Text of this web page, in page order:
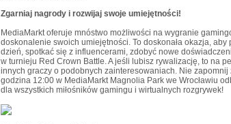
Zgarniaj nagrody i rozwijaj swoje umiejętności!
MediaMarkt oferuje mnóstwo możliwości na wygranie
doskonalenie swoich umiejętności. To doskonała okazja,
dzień, spotkać się z influencerami, zdobyć nowe
w turnieju Red Crown Battle. A jeśli lubisz rywalizację, to na
innych graczy o podobnych zainteresowaniach. Nie
godzina 12:00 w MediaMarkt Magnolia Park we Wrocławiu
dla wszystkich miłośników gamingu i wirtualnych rozgrywek!